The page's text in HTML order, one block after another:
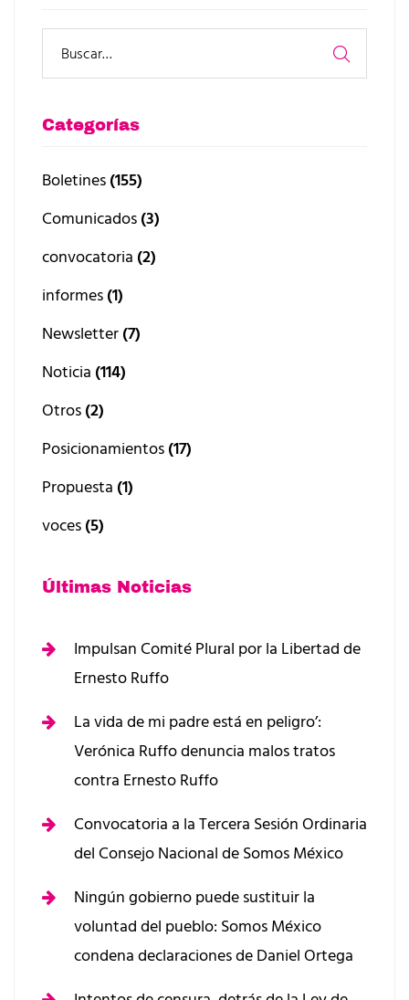
Categorías
Boletines(155)
Comunicados(3)
convocatoria (2)
informes(1)
Newsletter(7)
Noticia (114)
Otros(2)
Posicionamientos(17)
Propuesta (1)
voces(5)
Últimas Noticias
Impulsan Comité Plural por la Libertad de
Ernesto Ruffo
La vida de mi padre está en peligro’:
Verónica Ruffo denuncia malos tratos
contra Ernesto Ruffo
Convocatoria a la Tercera Sesión Ordinaria
del Consejo Nacional de Somos México
Ningún gobierno puede sustituir la
voluntad del pueblo: Somos México
condena declaraciones de Daniel Ortega